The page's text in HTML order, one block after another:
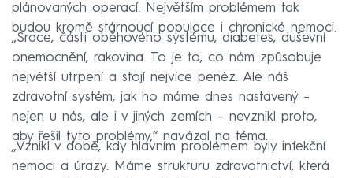
plánovaných operací. Největším problémem tak
budou kromě stárnoucí populace i chronické nemoci.
„Srdce, části oběhového systému, diabetes, duševní
onemocnění, rakovina. To je to, co nám způsobuje
největší utrpení a stojí nejvíce peněz. Ale náš
zdravotní systém, jak ho máme dnes nastavený –
nejen u nás, ale i v jiných zemích – nevznikl proto,
aby řešil tyto problémy,“ navázal na téma.
„Vznikl v době, kdy hlavním problémem byly infekční
nemoci a úrazy. Máme strukturu zdravotnictví, která